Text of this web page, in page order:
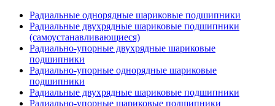
Радиальные однорядные шариковые подшипники
Радиальные двухрядные шариковые подшипники
(самоустанавливающиеся)
Радиально-упорные двухрядные шариковые
подшипники
Радиально-упорные однорядные шариковые
подшипники
Радиальные двухрядные шариковые подшипники
Радиально-упорные шариковые подшипники